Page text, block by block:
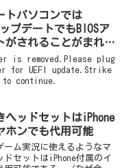
トパソコンでは
プデートでもBIOSア
がされることがまれに
アダプターに接続して
うが良い
is removed.Please plug
for UEFI update.Strike
continue.
ヘッドセットはiPhone
ホンでも代用可能
ーム実況に使えるようなマ
ドセットはiPhone付属のイ